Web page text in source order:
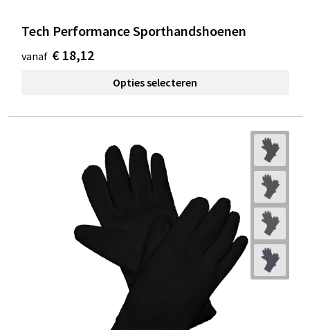
Tech Performance Sporthandshoenen
vanaf € 18,12
Opties selecteren